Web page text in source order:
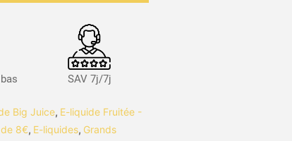
SAV 7j/7j
Big Juice, E-liquide Fruitée -
de 8€, E-liquides, Grands